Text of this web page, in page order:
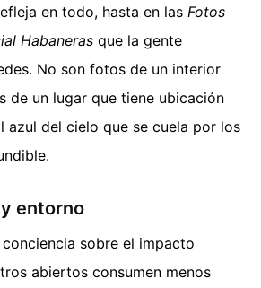
en todo, hasta en las Fotos
Habaneras que la gente
No son fotos de un interior
de un lugar que tiene ubicación
azul del cielo que se cuela por los
entorno
sobre el impacto
abiertos consumen menos